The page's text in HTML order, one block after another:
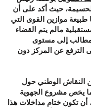
حيث أكد على أن
موازين القوى التي
مالم يتم القضاء
إلى مستوى
الترفع عن المركز دون
النقاش الوطني حول
يخص مشروع الجهوية
تكون ختام مداخلات هذا